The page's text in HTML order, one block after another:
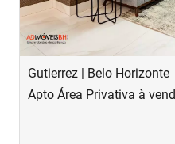
Gutierrez | Belo Horizonte
Apto Área Privativa à